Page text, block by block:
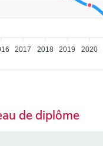
2017 2018 2019 2020
de diplôme